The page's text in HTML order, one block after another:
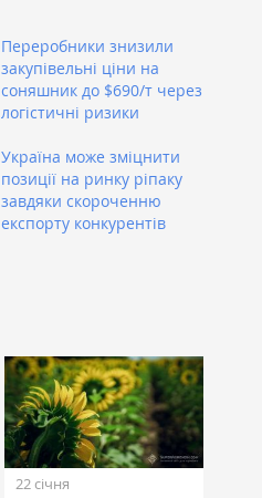
Переробники знизили
закупівельні ціни на
соняшник до $690/т через
логістичні ризики
Україна може зміцнити
позиції на ринку ріпаку
завдяки скороченню
експорту конкурентів
22 січня